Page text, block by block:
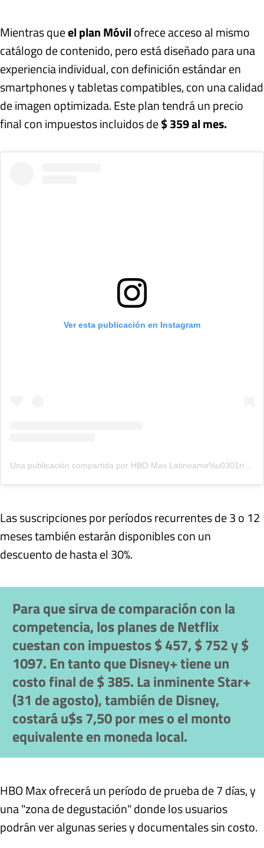
Mientras queel plan Móvilofrece acceso al mismo
catálogo de contenido, pero está diseñado para una
experiencia individual, con definición estándar en
smartphones y tabletas compatibles, con una calidad
de imagen optimizada. Este plan tendrá un precio
final con impuestos incluidos de$ 359 al mes.
Ver esta publicación en Instagram
Una publicación compartida por HBO Max Latinoame%u0301rica (@hbomaxla)
Las suscripciones por períodos recurrentes de 3 o 12
meses también estarán disponibles con un
descuento de hasta el 30%.
Para que sirva de comparación con la
competencia, los planes de Netflix
cuestan con impuestos $ 457, $ 752 y $
1097. En tanto que Disney+ tiene un
costo final de $ 385. La inminente Star+
(31 de agosto), también de Disney,
costará u$s 7,50 por mes o el monto
equivalente en moneda local.
HBO Max ofrecerá un período de prueba de 7 días, y
una "zona de degustación" donde los usuarios
podrán ver algunas series y documentales sin costo.